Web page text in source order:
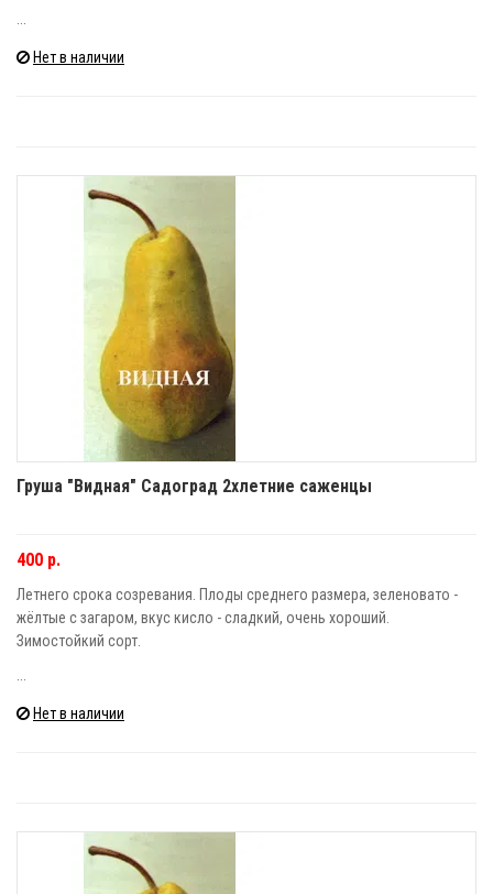
Нет в наличии
Груша "Видная" Садоград 2хлетние саженцы
400 р.
Летнего срока созревания. Плоды среднего размера, зеленовато -
жёлтые с загаром, вкус кисло - сладкий, очень хороший.
Зимостойкий сорт.
Нет в наличии